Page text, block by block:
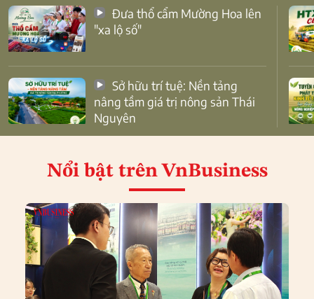
"xa lộ số"
nâng tầm giá trị nông sản Thái
Nguyên
Nổi bật trên VnBusiness